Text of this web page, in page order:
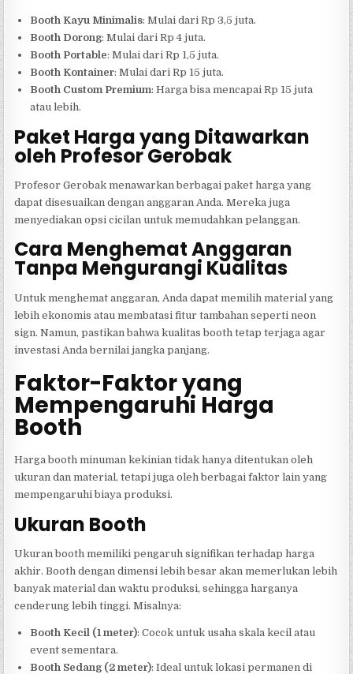
Booth Kayu Minimalis: Mulai dari Rp 3,5 juta.
Booth Dorong: Mulai dari Rp 4 juta.
Booth Portable: Mulai dari Rp 1,5 juta.
Booth Kontainer: Mulai dari Rp 15 juta.
Booth Custom Premium: Harga bisa mencapai Rp 15 juta
atau lebih.
Paket Harga yang Ditawarkan
oleh Profesor Gerobak
Profesor Gerobak menawarkan berbagai paket harga yang
dapat disesuaikan dengan anggaran Anda. Mereka juga
menyediakan opsi cicilan untuk memudahkan pelanggan.
Cara Menghemat Anggaran
Tanpa Mengurangi Kualitas
Untuk menghemat anggaran, Anda dapat memilih material yang
lebih ekonomis atau membatasi fitur tambahan seperti neon
sign. Namun, pastikan bahwa kualitas booth tetap terjaga agar
investasi Anda bernilai jangka panjang.
Faktor-Faktor yang
Mempengaruhi Harga
Booth
Harga booth minuman kekinian tidak hanya ditentukan oleh
ukuran dan material, tetapi juga oleh berbagai faktor lain yang
mempengaruhi biaya produksi.
Ukuran Booth
Ukuran booth memiliki pengaruh signifikan terhadap harga
akhir. Booth dengan dimensi lebih besar akan memerlukan lebih
banyak material dan waktu produksi, sehingga harganya
cenderung lebih tinggi. Misalnya:
Booth Kecil (1 meter): Cocok untuk usaha skala kecil atau
event sementara.
Booth Sedang (2 meter): Ideal untuk lokasi permanen di